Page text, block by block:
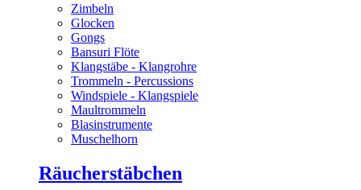
Zimbeln
Glocken
Gongs
Bansuri Flöte
Klangstäbe - Klangrohre
Trommeln - Percussions
Windspiele - Klangspiele
Maultrommeln
Blasinstrumente
Muschelhorn
Räucherstäbchen